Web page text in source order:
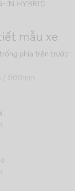
mẫu xe
phía trên trước
/ 988mm